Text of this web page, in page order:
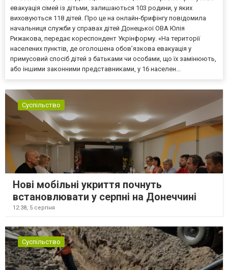
евакуація сімей із дітьми, залишаються 103 родини, у яких
виховуються 118 дітей. Про це на онлайн-брифінгу повідомила
начальниця служби у справах дітей Донецької ОВА Юлія
Рижакова, передає кореспондент Укрінформу. «На території
населених пунктів, де оголошена обов’язкова евакуація у
примусовий спосіб дітей з батьками чи особами, що їх замінюють,
або іншими законними представниками, у 16 населен...
Суспільство
Нові мобільні укриття почнуть
встановлювати у серпні на Донеччині
12:38, 5 серпня
Суспільство